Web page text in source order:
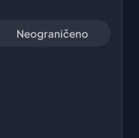
Neograničeno